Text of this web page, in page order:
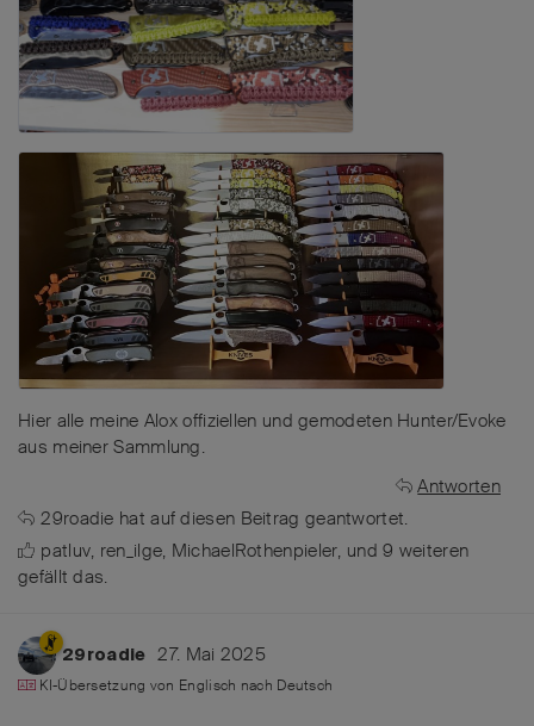
Hier alle meine Alox offiziellen und gemodeten Hunter/Evoke
aus meiner Sammlung.
Antworten
29roadie hat auf diesen Beitrag geantwortet.
patluv, ren_ilge, MichaelRothenpieler, und9 weiteren
gefällt das.
29roadie 27. Mai 2025
KI-Übersetzung von Englisch nach Deutsch